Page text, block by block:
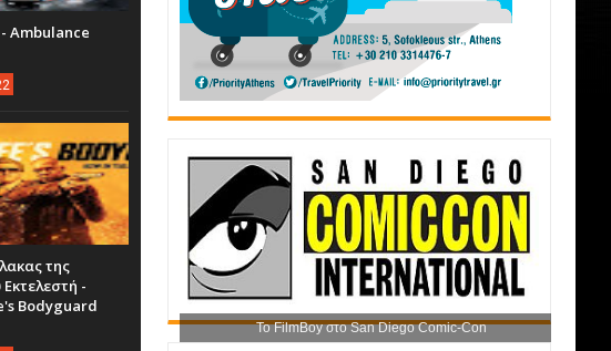
Το FilmBoy στο San Diego Comic-Con
Ambulance
της
-
Bodyguard